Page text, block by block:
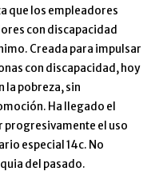
que los empleadores
con discapacidad
Creada para impulsar
con discapacidad, hoy
la pobreza, sin
Ha llegado el
el uso
especial 14c. No
del pasado.